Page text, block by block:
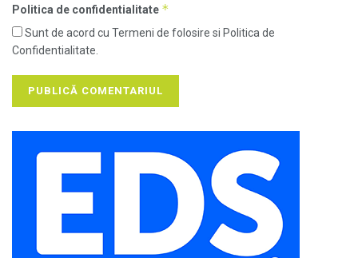
Politica de confidentialitate *
Sunt de acord cu Termeni de folosire si Politica de
Confidentialitate.